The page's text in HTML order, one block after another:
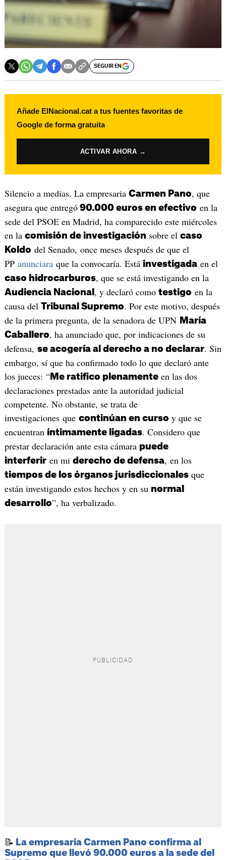
SEGUIR EN
Añade ElNacional.cat a tus fuentes favoritas de
Google de forma gratuita
ACTIVAR AHORA →
Silencio a medias. La empresaria Carmen Pano, que
asegura que entregó90.000 euros en efectivo en la
sede del PSOE en Madrid, ha comparecido este miércoles
en la comisión de investigación sobre el caso
Koldo del Senado, once meses después de que el
PP anunciaraque la convocaría. Está investigadaen el
caso hidrocarburos, que se está investigando en la
Audiencia Nacional , y declaró como testigo en la
causa del Tribunal Supremo. Por este motivo, después
de la primera pregunta, de la senadora de UPN María
Caballero, ha anunciado que, por indicaciones de su
defensa, se acogería al derecho a no declarar. Sin
embargo, sí que ha confirmado todo lo que declaró ante
los jueces: “Me ratifico plenamenteen las dos
declaraciones prestadas ante la autoridad judicial
competente. No obstante, se trata de
investigaciones que continúan en curso y que se
encuentran íntimamente ligadas. Considero que
prestar declaración ante esta cámara puede
interferiren mi derecho de defensa, en los
tiempos de los órganos jurisdiccionalesque
están investigando estos hechos y en su normal
desarrollo”, ha verbalizado.
📝 La empresaria Carmen Pano confirma al
Supremo que llevó 90.000 euros a la sede del